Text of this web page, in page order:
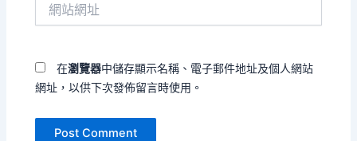
在瀏覽器中儲存顯示名稱、電子郵件地址及個人網站
網址，以供下次發佈留言時使用。